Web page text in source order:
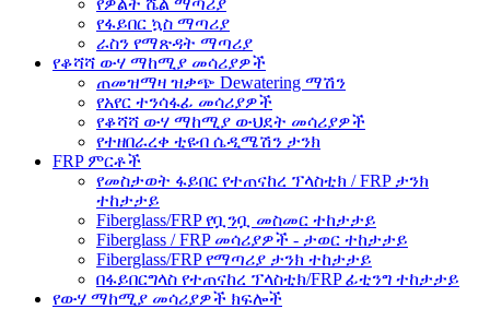
የፋይበር ኳስ ማጣሪያ
ራስን የማጽዳት ማጣሪያ
የቆሻሻ ውሃ ማከሚያ መሳሪያዎች
ጠመዝማዛ ዝቃጭ Dewatering ማሽን
የአየር ተንሳፋፊ መሳሪያዎች
የቆሻሻ ውሃ ማከሚያ ውህደት መሳሪያዎች
የተዘበራረቀ ቲዩብ ሴዲሜሽን ታንክ
FRP ምርቶች
የመስታወት ፋይበር የተጠናከረ ፕላስቲክ / FRP ታንክ
ተከታታይ
Fiberglass/FRP የቧንቧ መስመር ተከታታይ
Fiberglass / FRP መሳሪያዎች - ታወር ​​ተከታታይ
Fiberglass/FRP የማጣሪያ ታንክ ተከታታይ
በፋይበርግላስ የተጠናከረ ፕላስቲክ/FRP ፊቲንግ ተከታታይ
የውሃ ማከሚያ መሳሪያዎች ክፍሎች